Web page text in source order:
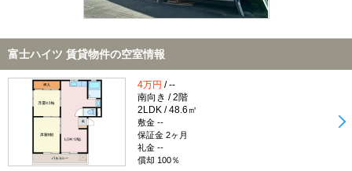
富士ハイツ 賃貸物件の空室情報
4万円 / --
南向き / 2階
2LDK / 48.6㎡
敷金 --
保証金 2ヶ月
礼金 --
償却 100％